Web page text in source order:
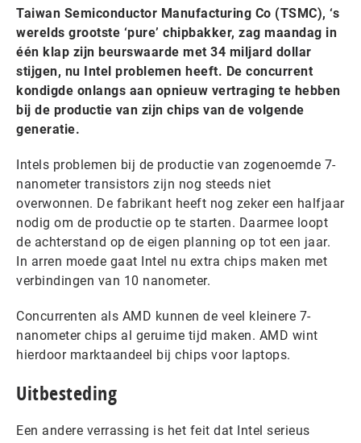
Taiwan Semiconductor Manufacturing Co (TSMC), ‘s
werelds grootste ‘pure’ chipbakker, zag maandag in
één klap zijn beurswaarde met 34 miljard dollar
stijgen, nu Intel problemen heeft. De concurrent
kondigde onlangs aan opnieuw vertraging te hebben
bij de productie van zijn chips van de volgende
generatie.
Intels problemen bij de productie van zogenoemde 7-
nanometer transistors zijn nog steeds niet
overwonnen. De fabrikant heeft nog zeker een halfjaar
nodig om de productie op te starten. Daarmee loopt
de achterstand op de eigen planning op tot een jaar.
In arren moede gaat Intel nu extra chips maken met
verbindingen van 10 nanometer.
Concurrenten als AMD kunnen de veel kleinere 7-
nanometer chips al geruime tijd maken. AMD wint
hierdoor marktaandeel bij chips voor laptops.
Uitbesteding
Een andere verrassing is het feit dat Intel serieus